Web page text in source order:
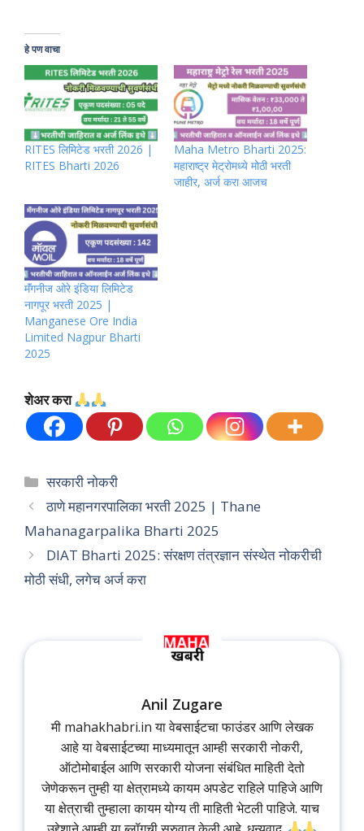
हे पण वाचा
RITES लिमिटेड भरती 2026 |
RITES Bharti 2026
Maha Metro Bharti 2025:
महाराष्ट्र मेट्रोमध्ये मोठी भरती
जाहीर, अर्ज करा आजच
मॅंगनीज ओरे इंडिया लिमिटेड
नागपूर भरती 2025 |
Manganese Ore India
Limited Nagpur Bharti
2025
शेअर करा
Categories
सरकारी नोकरी
ठाणे महानगरपालिका भरती 2025 | Thane
Mahanagarpalika Bharti 2025
DIAT Bharti 2025: संरक्षण तंत्रज्ञान संस्थेत नोकरीची
मोठी संधी, लगेच अर्ज करा
Anil Zugare
मी mahakhabri.in या वेबसाईटचा फाउंडर आणि लेखक
आहे या वेबसाईटच्या माध्यमातून आम्ही सरकारी नोकरी,
ऑटोमोबाईल आणि सरकारी योजना संबंधित माहिती देतो
जेणेकरून तुम्ही या क्षेत्रामध्ये कायम अपडेट राहिले पाहिजे आणि
या क्षेत्राची तुम्हाला कायम योग्य ती माहिती भेटली पाहिजे. याच